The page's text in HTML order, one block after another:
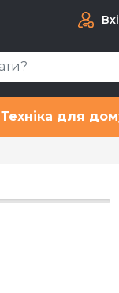
Техніка для